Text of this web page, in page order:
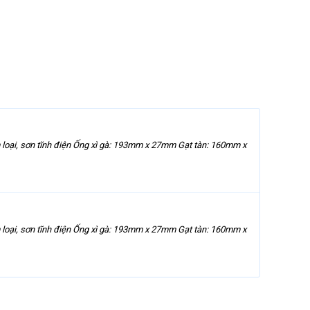
sơn tĩnh điện Ống xì gà: 193mm x 27mm Gạt tàn: 160mm x
sơn tĩnh điện Ống xì gà: 193mm x 27mm Gạt tàn: 160mm x